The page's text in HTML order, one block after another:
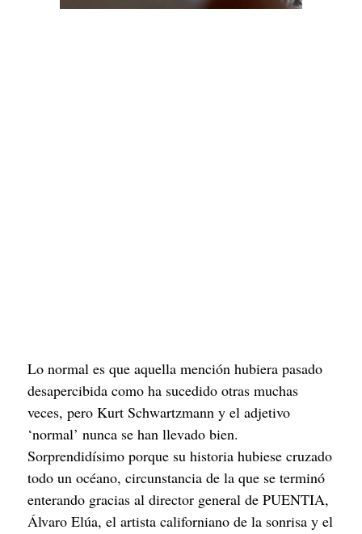
Lo normal es que aquella mención hubiera pasado
desapercibida como ha sucedido otras muchas
veces, pero Kurt Schwartzmann y el adjetivo
‘normal’ nunca se han llevado bien.
Sorprendidísimo porque su historia hubiese cruzado
todo un océano, circunstancia de la que se terminó
enterando gracias al director general de PUENTIA,
Álvaro Elúa, el artista californiano de la sonrisa y el